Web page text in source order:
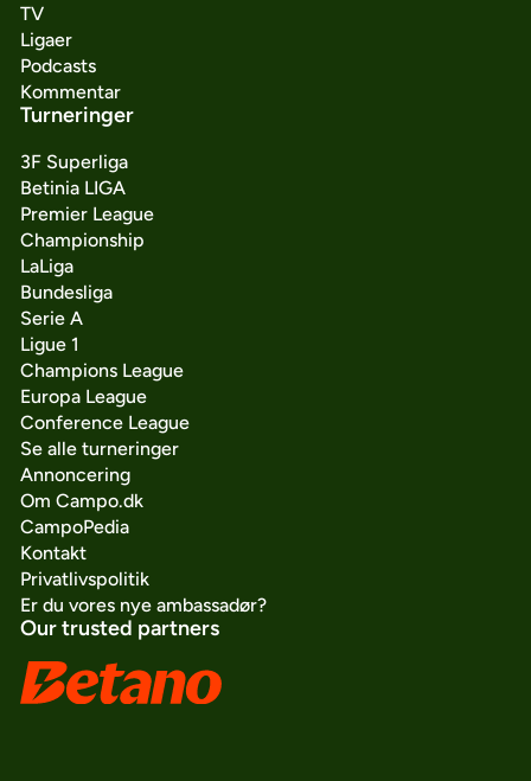
TV
Ligaer
Podcasts
Kommentar
Turneringer
3F Superliga
Betinia LIGA
Premier League
Championship
LaLiga
Bundesliga
Serie A
Ligue 1
Champions League
Europa League
Conference League
Se alle turneringer
Annoncering
Om Campo.dk
CampoPedia
Kontakt
Privatlivspolitik
Er du vores nye ambassadør?
Our trusted partners